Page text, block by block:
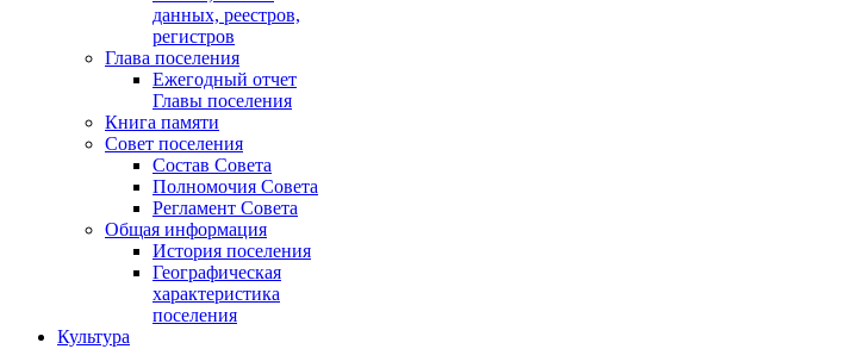
данных, реестров,
регистров
Глава поселения
Ежегодный отчет
Главы поселения
Книга памяти
Совет поселения
Состав Совета
Полномочия Совета
Регламент Совета
Общая информация
История поселения
Географическая
характеристика
поселения
Культура